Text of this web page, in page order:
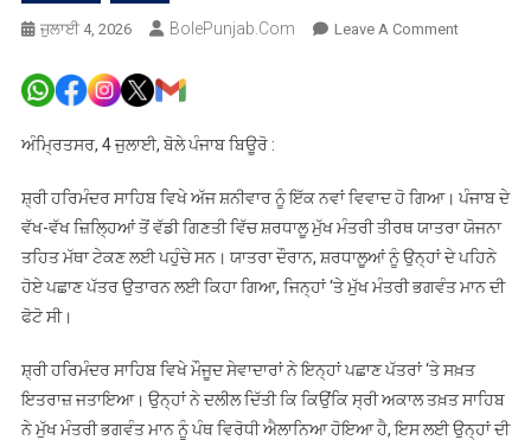
ਜੁਲਾਈ 4, 2026 BolePunjab.com Leave A CommentOn
ਭਗਵੰਤ
ਸਿੰਘ
ਮਾਨ
ਉਤਰਵਾਏ
ਅੰਮ੍ਰਿਤਸਰ, 4 ਜੁਲਾਈ, ਬੋਲੇ ਪੰਜਾਬ ਬਿਊਰੋ :
ਸ਼੍ਰੀ ਹਰਿਮੰਦਰ ਸਾਹਿਬ ਵਿਖੇ ਅੱਜ ਸ਼ਨੀਵਾਰ ਨੂੰ ਇੱਕ ਨਵਾਂ ਵਿਵਾਦ ਹੋ ਗਿਆ। ਪੰਜਾਬ ਦੇ
ਵੱਖ-ਵੱਖ ਜ਼ਿਲ੍ਹਿਆਂ ਤੋਂ ਵੱਡੀ ਗਿਣਤੀ ਵਿੱਚ ਸ਼ਰਧਾਲੂ ਮੁੱਖ ਮੰਤਰੀ ਤੀਰਥ ਯਾਤਰਾ ਯੋਜਨਾ
ਤਹਿਤ ਮੱਥਾ ਟੇਕਣ ਲਈ ਪਹੁੰਚੇ ਸਨ। ਯਾਤਰਾ ਦੌਰਾਨ, ਸ਼ਰਧਾਲੂਆਂ ਨੂੰ ਉਨ੍ਹਾਂ ਦੇ ਪਹਿਨੇ
ਹੋਏ ਪਛਾਣ ਪੱਤਰ ਉਤਾਰਨ ਲਈ ਕਿਹਾ ਗਿਆ, ਜਿਨ੍ਹਾਂ ‘ਤੇ ਮੁੱਖ ਮੰਤਰੀ ਭਗਵੰਤ ਮਾਨ ਦੀ
ਫੋਟੋ ਸੀ।
ਸ਼੍ਰੀ ਹਰਿਮੰਦਰ ਸਾਹਿਬ ਵਿਖੇ ਮੌਜੂਦ ਸੇਵਾਦਾਰਾਂ ਨੇ ਇਨ੍ਹਾਂ ਪਛਾਣ ਪੱਤਰਾਂ ‘ਤੇ ਸਖ਼ਤ
ਇਤਰਾਜ਼ ਜਤਾਇਆ। ਉਨ੍ਹਾਂ ਨੇ ਦਲੀਲ ਦਿੱਤੀ ਕਿ ਕਿਉਂਕਿ ਸ੍ਰੀ ਅਕਾਲ ਤਖ਼ਤ ਸਾਹਿਬ
ਨੇ ਮੁੱਖ ਮੰਤਰੀ ਭਗਵੰਤ ਮਾਨ ਨੂੰ ਪੰਥ ਵਿਰੋਧੀ ਐਲਾਨਿਆ ਹੋਇਆ ਹੈ, ਇਸ ਲਈ ਉਨ੍ਹਾਂ ਦੀ